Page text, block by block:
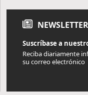
NEWSLETTER
Suscríbase a
Reciba diariamente
su correo electrónico